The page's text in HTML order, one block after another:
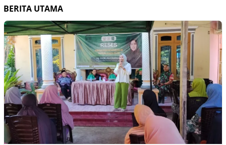
BERITA UTAMA